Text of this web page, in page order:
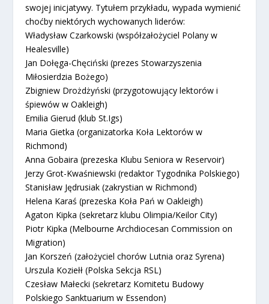
swojej inicjatywy. Tytułem przykładu, wypada wymienić
choćby niektórych wychowanych liderów:
Władysław Czarkowski (współzałożyciel Polany w
Healesville)
Jan Dołęga-Chęciński (prezes Stowarzyszenia
Miłosierdzia Bożego)
Zbigniew Drożdżyński (przygotowujący lektorów i
śpiewów w Oakleigh)
Emilia Gierud (klub St.Igs)
Maria Gietka (organizatorka Koła Lektorów w
Richmond)
Anna Gobaira (prezeska Klubu Seniora w Reservoir)
Jerzy Grot-Kwaśniewski (redaktor Tygodnika Polskiego)
Stanisław Jędrusiak (zakrystian w Richmond)
Helena Karaś (prezeska Koła Pań w Oakleigh)
Agaton Kipka (sekretarz klubu Olimpia/Keilor City)
Piotr Kipka (Melbourne Archdiocesan Commission on
Migration)
Jan Korszeń (założyciel chorów Lutnia oraz Syrena)
Urszula Koziełł (Polska Sekcja RSL)
Czesław Małecki (sekretarz Komitetu Budowy
Polskiego Sanktuarium w Essendon)